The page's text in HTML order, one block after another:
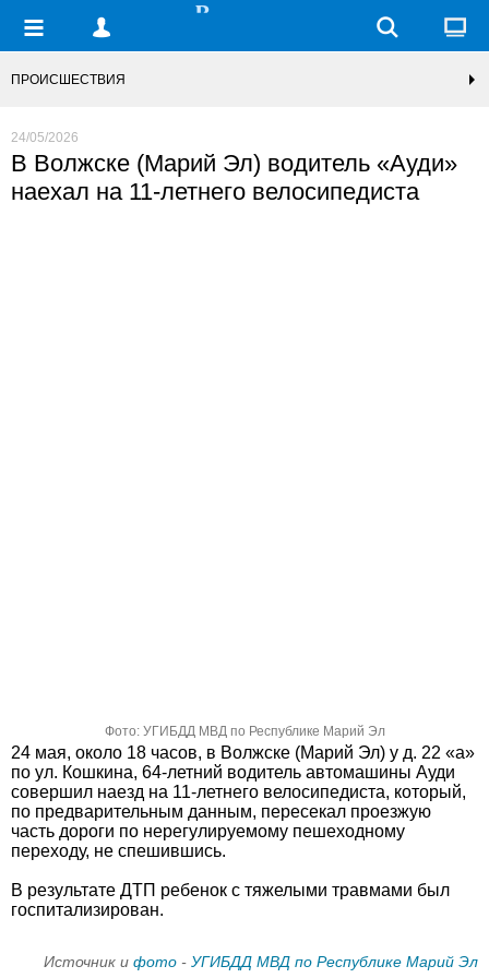
ПРОИСШЕСТВИЯ
24/05/2026
В Волжске (Марий Эл) водитель «Ауди»
наехал на 11-летнего велосипедиста
Фото: УГИБДД МВД по Республике Марий Эл
24 мая, около 18 часов, в Волжске (Марий Эл) у д. 22 «а»
по ул. Кошкина, 64-летний водитель автомашины Ауди
совершил наезд на 11-летнего велосипедиста, который,
по предварительным данным, пересекал проезжую
часть дороги по нерегулируемому пешеходному
переходу, не спешившись.
В результате ДТП ребенок с тяжелыми травмами был
госпитализирован.
Источник и фото - УГИБДД МВД по Республике Марий Эл